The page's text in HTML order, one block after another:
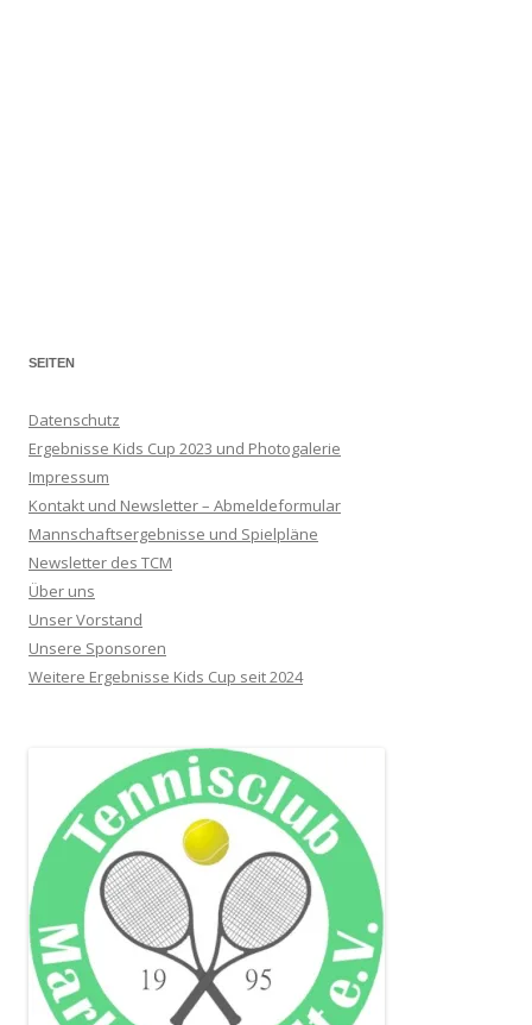
SEITEN
Datenschutz
Ergebnisse Kids Cup 2023 und Photogalerie
Impressum
Kontakt und Newsletter – Abmeldeformular
Mannschaftsergebnisse und Spielpläne
Newsletter des TCM
Über uns
Unser Vorstand
Unsere Sponsoren
Weitere Ergebnisse Kids Cup seit 2024